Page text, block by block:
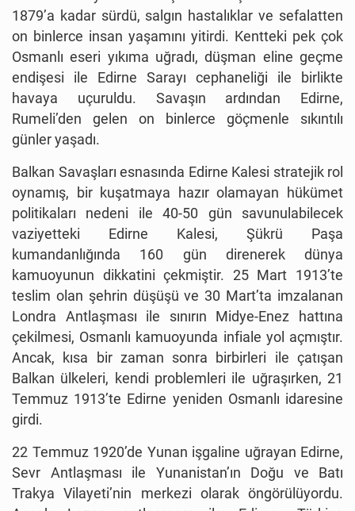
1879’a kadar sürdü, salgın hastalıklar ve sefalatten
on binlerce insan yaşamını yitirdi. Kentteki pek çok
Osmanlı eseri yıkıma uğradı, düşman eline geçme
endişesi ile Edirne Sarayı cephaneliği ile birlikte
havaya uçuruldu. Savaşın ardından Edirne,
Rumeli’den gelen on binlerce göçmenle sıkıntılı
günler yaşadı.
Balkan Savaşları esnasında Edirne Kalesi stratejik rol
oynamış, bir kuşatmaya hazır olamayan hükümet
politikaları nedeni ile 40-50 gün savunulabilecek
vaziyetteki Edirne Kalesi, Şükrü Paşa
kumandanlığında 160 gün direnerek dünya
kamuoyunun dikkatini çekmiştir. 25 Mart 1913’te
teslim olan şehrin düşüşü ve 30 Mart’ta imzalanan
Londra Antlaşması ile sınırın Midye-Enez hattına
çekilmesi, Osmanlı kamuoyunda infiale yol açmıştır.
Ancak, kısa bir zaman sonra birbirleri ile çatışan
Balkan ülkeleri, kendi problemleri ile uğraşırken, 21
Temmuz 1913’te Edirne yeniden Osmanlı idaresine
girdi.
22 Temmuz 1920’de Yunan işgaline uğrayan Edirne,
Sevr Antlaşması ile Yunanistan’ın Doğu ve Batı
Trakya Vilayeti’nin merkezi olarak öngörülüyordu.